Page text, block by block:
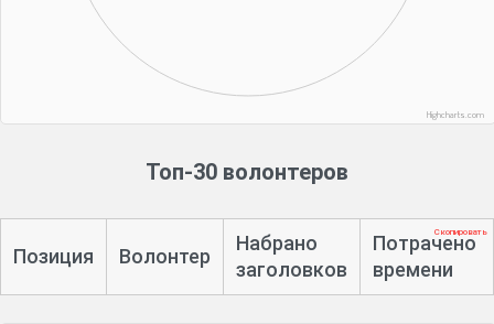
Highcharts.com
Топ-30 волонтеров
Позиция Волонтер
Набрано
заголовков
Потрачено
времени
Скопировать